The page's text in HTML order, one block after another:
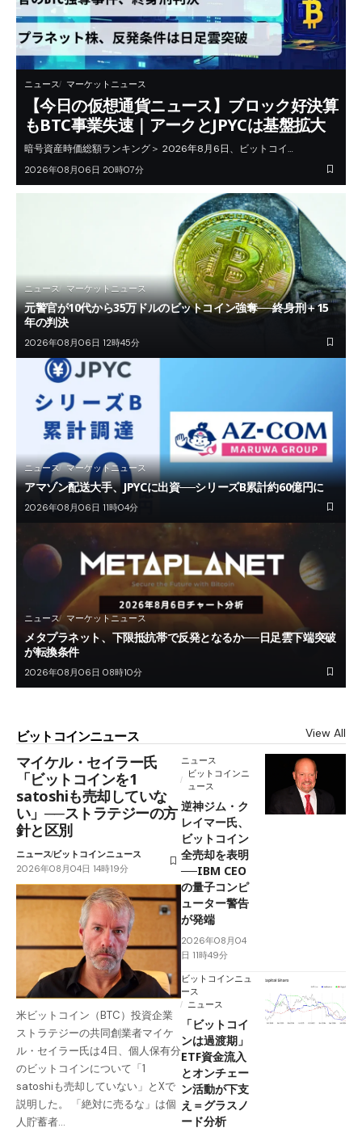
ニュース マーケットニュース
【今日の仮想通貨ニュース】ブロック好決算
もBTC事業失速｜アークとJPYCは基盤拡大
暗号資産時価総額ランキング＞ 2026年8月6日、ビットコイ…
2026年08月06日 20時07分
ニュース マーケットニュース
元警官が10代から35万ドルのビットコイン強奪──終身刑＋15
年の判決
2026年08月06日 12時45分
ニュース マーケットニュース
アマゾン配送大手、JPYCに出資──シリーズB累計約60億円に
2026年08月06日 11時04分
ニュース マーケットニュース
メタプラネット、下限抵抗帯で反発となるか──日足雲下端突破
が転換条件
2026年08月06日 08時10分
ビットコインニュース View All
マイケル・セイラー氏
「ビットコインを1
satoshiも売却していな
い」──ストラテジーの方
針と区別
ニュースビットコインニュース
2026年08月04日 14時19分
米ビットコイン（BTC）投資企業
ストラテジーの共同創業者マイケ
ル・セイラー氏は4日、個人保有分
のビットコインについて「1
satoshiも売却していない」とXで
説明した。 「絶対に売るな」は個
人貯蓄者…
ニュース
ビットコインニ
ュース
逆神ジム・ク
レイマー氏、
ビットコイン
全売却を表明
──IBM CEO
の量子コンピ
ューター警告
が発端
2026年08月04
日 11時49分
ビットコインニュ
ース
ニュース
「ビットコイ
ンは過渡期」
ETF資金流入
とオンチェー
ン活動が下支
え＝グラスノ
ード分析